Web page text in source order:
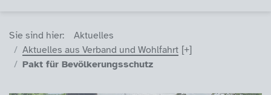
Sie sind hier (Breadcrumb)
Sie sind hier:
Aktuelles
Aktuelles aus Verband und Wohlfahrt
Pakt für Bevölkerungsschutz